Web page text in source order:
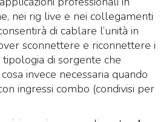
nei rig live e nei collegamenti
di cablare l’unità in
sconnettere e riconnettere i
di sorgente che
invece necessaria quando
ingressi combo (condivisi per